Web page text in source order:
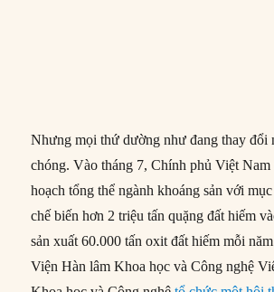
Nhưng mọi thứ dường như đang thay đổi
chóng. Vào tháng 7, Chính phủ Việt Nam
hoạch tổng thể ngành khoáng sản với
chế biến hơn 2 triệu tấn quặng đất hiếm
sản xuất 60.000 tấn oxit đất hiếm mỗi
Viện Hàn lâm Khoa học và Công nghệ